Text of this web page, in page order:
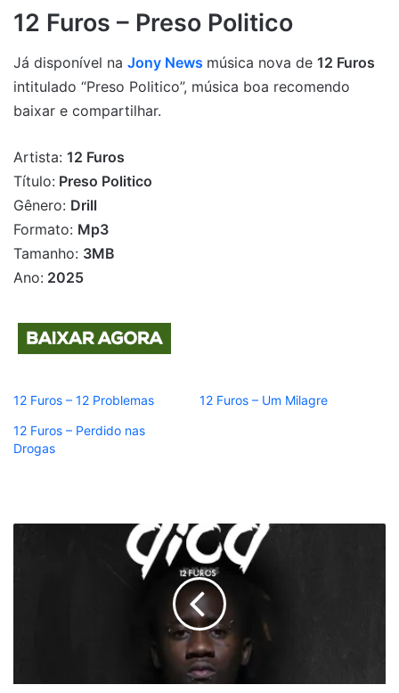
12 Furos – Preso Politico
Já disponível na Jony News música nova de 12 Furos
intitulado “Preso Politico”, música boa recomendo
baixar e compartilhar.
Artista: 12 Furos
Título: Preso Politico
Gênero: Drill
Formato: Mp3
Tamanho: 3MB
Ano: 2025
12 Furos – 12 Problemas
12 Furos – Um Milagre
12 Furos – Perdido nas
Drogas